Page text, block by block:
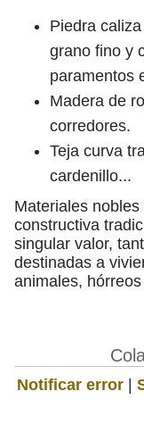
Piedra
grano fino y
paramentos
Madera de
corredores.
Teja curva
cardenillo...
Materiales
constructiva
singular valor,
destinadas a
animales,
Notificar error |